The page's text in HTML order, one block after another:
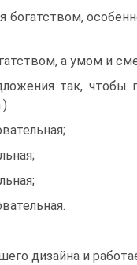
богатством,
а умом и
так, чтобы
дизайна и